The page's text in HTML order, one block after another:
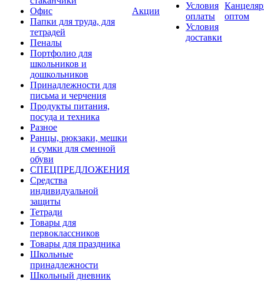
Офис
Папки для труда, для
тетрадей
Пеналы
Портфолио для
школьников и
дошкольников
Принадлежности для
письма и черчения
Продукты питания,
посуда и техника
Разное
Ранцы, рюкзаки, мешки
и сумки для сменной
обуви
СПЕЦПРЕДЛОЖЕНИЯ
Средства
индивидуальной
защиты
Тетради
Товары для
первоклассников
Товары для праздника
Школьные
принадлежности
Школьный дневник
Акции
Условия
оплаты
Условия
доставки
оптом